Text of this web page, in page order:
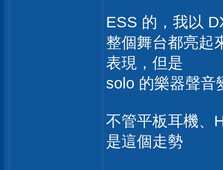
ESS 的，我以
整個舞台都亮起
表現，但是
solo 的樂器聲音
不管平板耳機、
是這個走勢